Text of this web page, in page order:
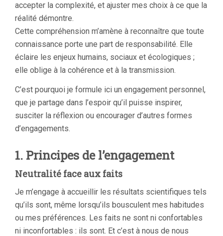
accepter la complexité, et ajuster mes choix à ce que la
réalité démontre.
Cette compréhension m’amène à reconnaître que toute
connaissance porte une part de responsabilité. Elle
éclaire les enjeux humains, sociaux et écologiques ;
elle oblige à la cohérence et à la transmission.
C’est pourquoi je formule ici un engagement personnel,
que je partage dans l’espoir qu’il puisse inspirer,
susciter la réflexion ou encourager d’autres formes
d’engagements.
1. Principes de l’engagement
Neutralité face aux faits
Je m’engage à accueillir les résultats scientifiques tels
qu’ils sont, même lorsqu’ils bousculent mes habitudes
ou mes préférences. Les faits ne sont ni confortables
ni inconfortables : ils sont. Et c’est à nous de nous